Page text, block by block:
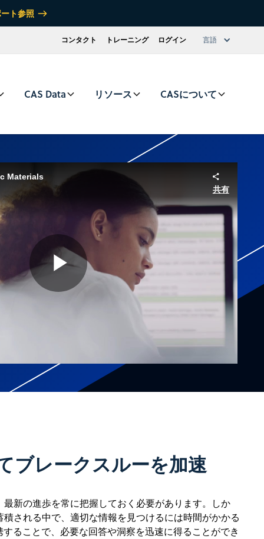
ト参照
コンタクト トレーニング ログイン 言語
CAS Data リソース CASについて
Materials
共有
Play
ブレークスルーを加速
新の進歩を常に把握しておく必要があります。しか
される中で、適切な情報を見つけるには時間がかかる
ることで、必要な回答や洞察を迅速に得ることができ